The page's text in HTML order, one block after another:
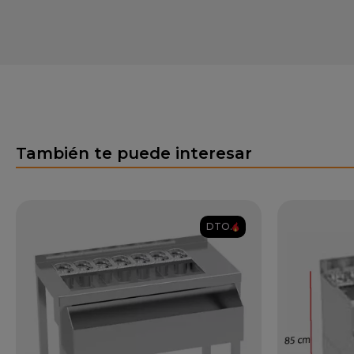
También te puede interesar
DTO.